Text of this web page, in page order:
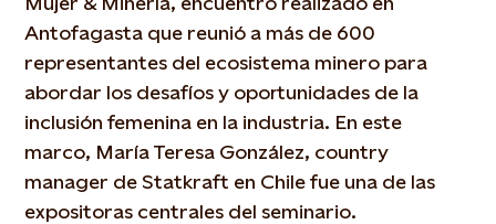
Antofagasta que reunió a más de 600
representantes del ecosistema minero para
abordar los desafíos y oportunidades de la
inclusión femenina en la industria. En este
marco, María Teresa González, country
manager de Statkraft en Chile fue una de las
expositoras centrales del seminario.